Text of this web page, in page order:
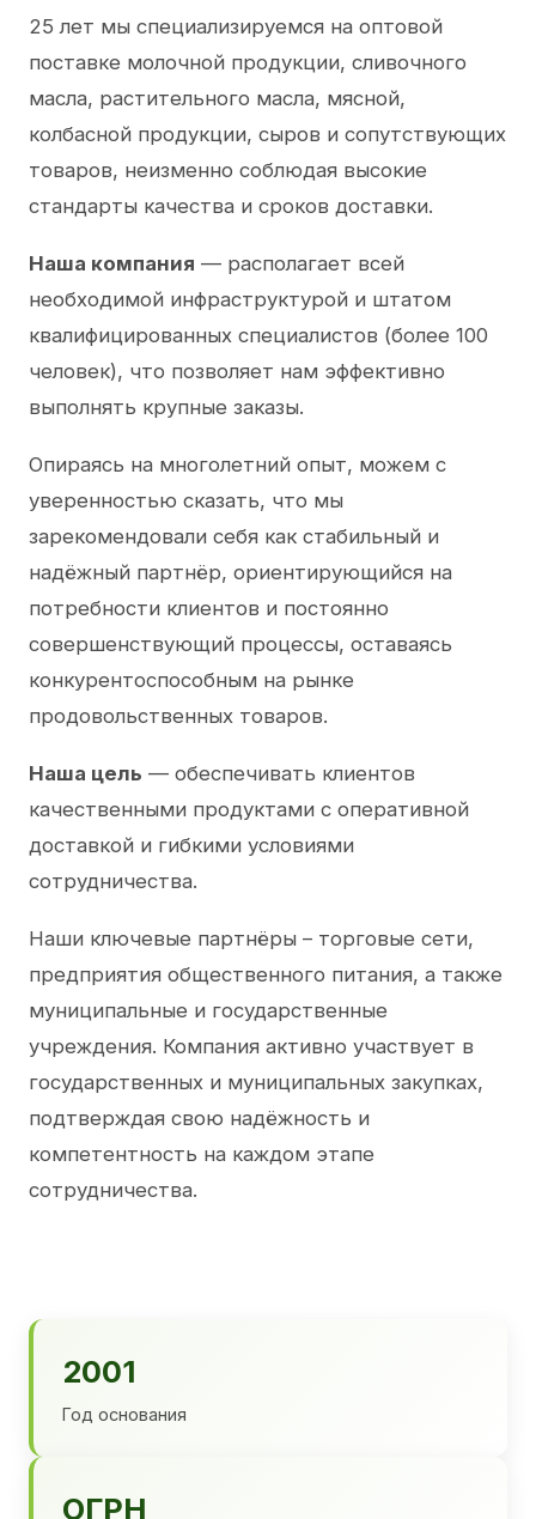
25 лет мы специализируемся на оптовой
поставке молочной продукции, сливочного
масла, растительного масла, мясной,
колбасной продукции, сыров и сопутствующих
товаров, неизменно соблюдая высокие
стандарты качества и сроков доставки.
Наша компания — располагает всей
необходимой инфраструктурой и штатом
квалифицированных специалистов (более 100
человек), что позволяет нам эффективно
выполнять крупные заказы.
Опираясь на многолетний опыт, можем с
уверенностью сказать, что мы
зарекомендовали себя как стабильный и
надёжный партнёр, ориентирующийся на
потребности клиентов и постоянно
совершенствующий процессы, оставаясь
конкурентоспособным на рынке
продовольственных товаров.
Наша цель — обеспечивать клиентов
качественными продуктами с оперативной
доставкой и гибкими условиями
сотрудничества.
Наши ключевые партнёры – торговые сети,
предприятия общественного питания, а также
муниципальные и государственные
учреждения. Компания активно участвует в
государственных и муниципальных закупках,
подтверждая свою надёжность и
компетентность на каждом этапе
сотрудничества.
2001
Год основания
ОГРН